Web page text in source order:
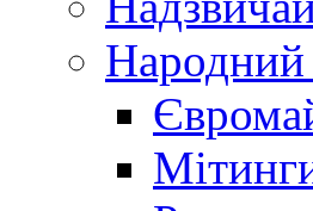
Народний